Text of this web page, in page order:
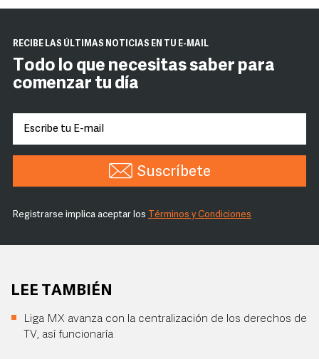
RECIBE LAS ÚLTIMAS NOTICIAS EN TU E-MAIL
Todo lo que necesitas saber para
comenzar tu día
Suscríbete
Registrarse implica aceptar los Términos y Condiciones
LEE TAMBIÉN
Liga MX avanza con la centralización de los derechos de
TV, así funcionaría